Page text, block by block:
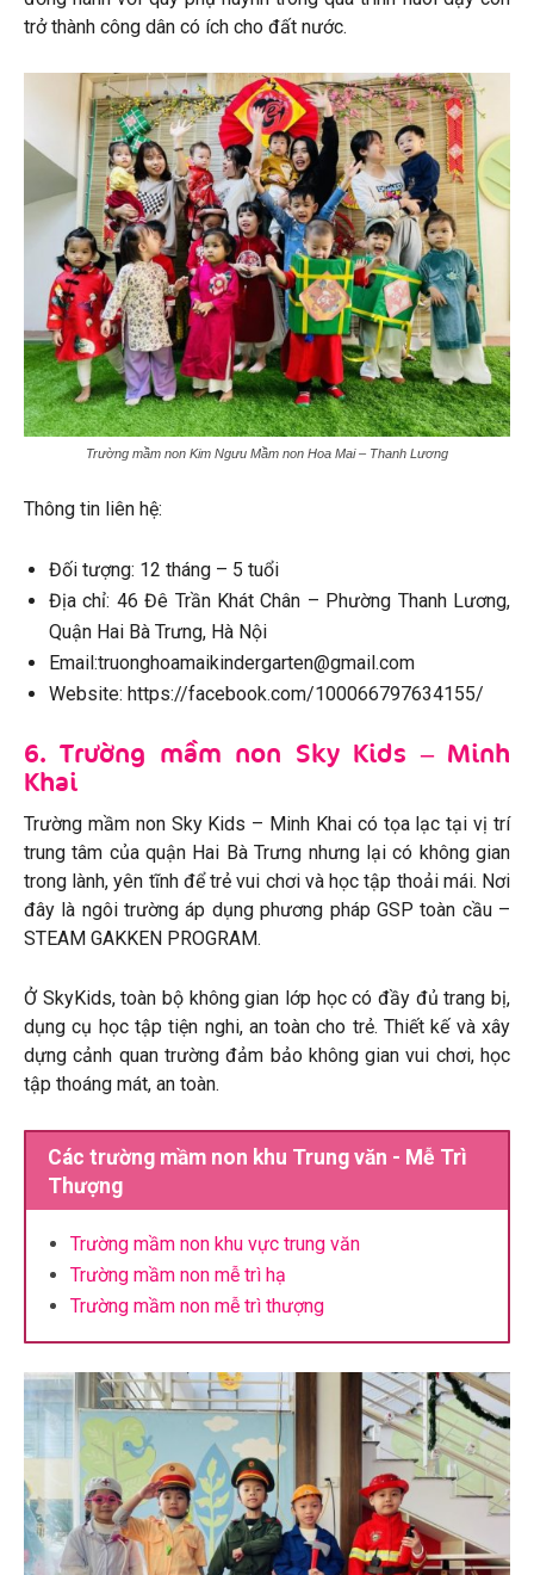
trở thành công dân có ích cho đất nước.
Trường mầm non Kim Ngưu Mầm non Hoa Mai – Thanh Lương
Thông tin liên hệ:
Đối tượng: 12 tháng – 5 tuổi
Địa chỉ: 46 Đê Trần Khát Chân – Phường Thanh Lương,
Quận Hai Bà Trưng, Hà Nội
Email:truonghoamaikindergarten@gmail.com
Website: https://facebook.com/100066797634155/
6. Trường mầm non Sky Kids – Minh
Khai
Trường mầm non Sky Kids – Minh Khai có tọa lạc tại vị trí
trung tâm của quận Hai Bà Trưng nhưng lại có không gian
trong lành, yên tĩnh để trẻ vui chơi và học tập thoải mái. Nơi
đây là ngôi trường áp dụng phương pháp GSP toàn cầu –
STEAM GAKKEN PROGRAM.
Ở SkyKids, toàn bộ không gian lớp học có đầy đủ trang bị,
dụng cụ học tập tiện nghi, an toàn cho trẻ. Thiết kế và xây
dựng cảnh quan trường đảm bảo không gian vui chơi, học
tập thoáng mát, an toàn.
Các trường mầm non khu Trung văn - Mễ Trì
Thượng
Trường mầm non khu vực trung văn
Trường mầm non mễ trì hạ
Trường mầm non mễ trì thượng